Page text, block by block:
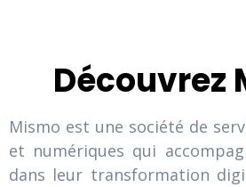
Découvrez
Mismo est une société de
et numériques qui
dans leur transformation